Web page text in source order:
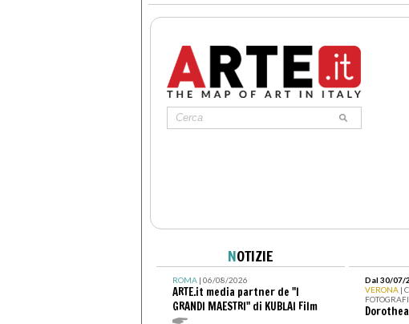
NOTIZIE
ROMA| 06/08/2026
ARTE.it media partner de "I
GRANDI MAESTRI" di KUBLAI Film
Dal 30/07/
VERONA |